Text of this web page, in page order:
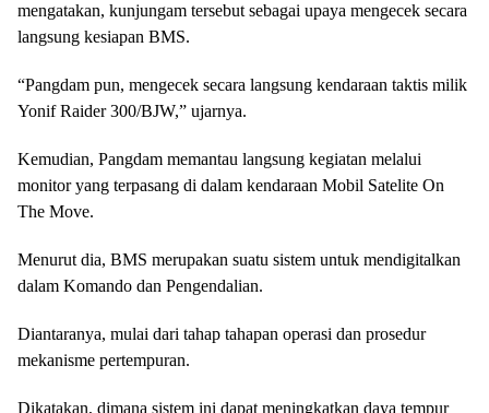
mengatakan, kunjungam tersebut sebagai upaya mengecek secara
langsung kesiapan BMS.
“Pangdam pun, mengecek secara langsung kendaraan taktis milik
Yonif Raider 300/BJW,” ujarnya.
Kemudian, Pangdam memantau langsung kegiatan melalui
monitor yang terpasang di dalam kendaraan Mobil Satelite On
The Move.
Menurut dia, BMS merupakan suatu sistem untuk mendigitalkan
dalam Komando dan Pengendalian.
Diantaranya, mulai dari tahap tahapan operasi dan prosedur
mekanisme pertempuran.
Dikatakan, dimana sistem ini dapat meningkatkan daya tempur